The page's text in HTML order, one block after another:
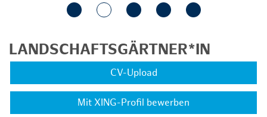
LANDSCHAFTSGÄRTNER*IN
CV-Upload
Mit XING-Profil bewerben